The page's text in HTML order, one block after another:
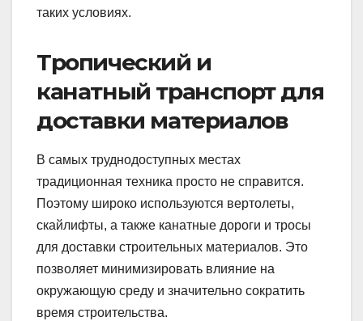
таких условиях.
Тропический и
канатный транспорт для
доставки материалов
В самых труднодоступных местах
традиционная техника просто не справится.
Поэтому широко используются вертолеты,
скайлифты, а также канатные дороги и тросы
для доставки строительных материалов. Это
позволяет минимизировать влияние на
окружающую среду и значительно сократить
время строительства.